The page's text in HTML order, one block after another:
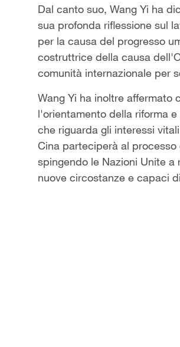
Dal canto suo, Wang Yi ha
sua profonda riflessione sul
per la causa del progresso
costruttrice della causa
comunità internazionale per
Wang Yi ha inoltre affermato
l'orientamento della riforma
che riguarda gli interessi
Cina parteciperà al
spingendo le Nazioni Unite
nuove circostanze e capaci